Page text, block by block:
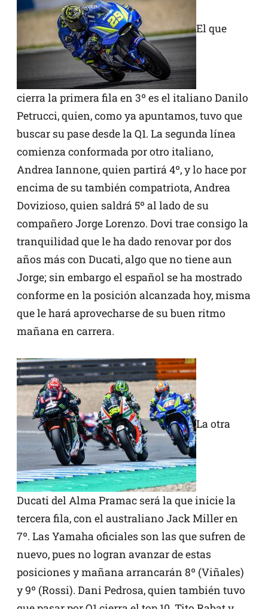
El que
cierra la primera fila en 3º es el italiano Danilo
Petrucci, quien, como ya apuntamos, tuvo que
buscar su pase desde la Q1. La segunda línea
comienza conformada por otro italiano,
Andrea Iannone, quien partirá 4º, y lo hace por
encima de su también compatriota, Andrea
Dovizioso, quien saldrá 5º al lado de su
compañero Jorge Lorenzo. Dovi trae consigo la
tranquilidad que le ha dado renovar por dos
años más con Ducati, algo que no tiene aun
Jorge; sin embargo el español se ha mostrado
conforme en la posición alcanzada hoy, misma
que le hará aprovecharse de su buen ritmo
mañana en carrera.
La otra
Ducati del Alma Pramac será la que inicie la
tercera fila, con el australiano Jack Miller en
7º. Las Yamaha oficiales son las que sufren de
nuevo, pues no logran avanzar de estas
posiciones y mañana arrancarán 8º (Viñales)
y 9º (Rossi). Dani Pedrosa, quien también tuvo